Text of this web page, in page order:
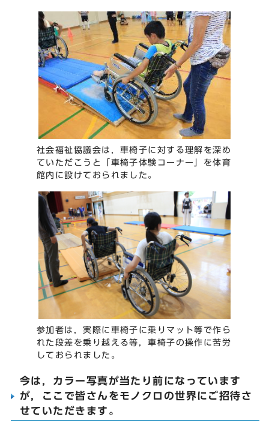
社会福祉協議会は，車椅子に対する理解を深め
ていただこうと「車椅子体験コーナー」を体育
館内に設けておられました。
参加者は，実際に車椅子に乗りマット等で作ら
れた段差を乗り越える等，車椅子の操作に苦労
しておられました。
今は，カラー写真が当たり前になっています
が，ここで皆さんをモノクロの世界にご招待さ
せていただきます。